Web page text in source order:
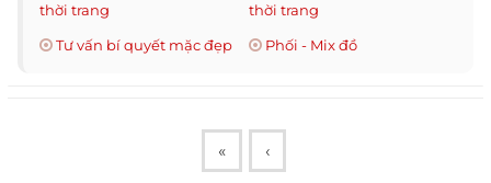
thời trang
thời trang
Tư vấn bí quyết mặc đẹp
Phối - Mix đồ
« ‹